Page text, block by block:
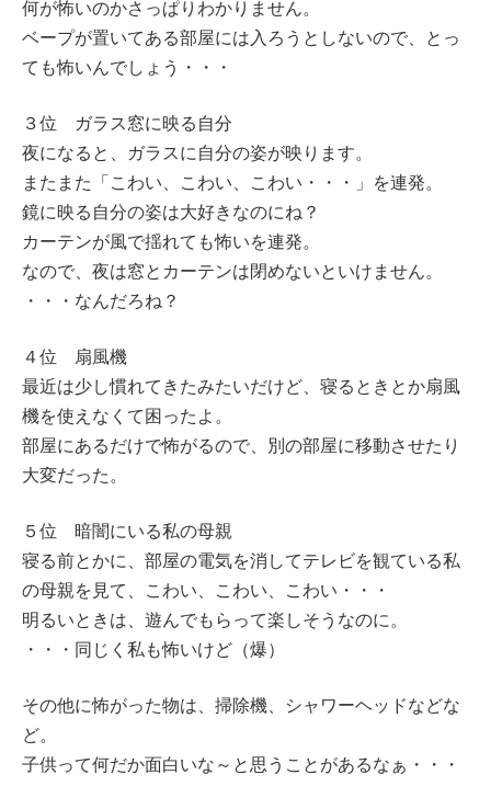
何が怖いのかさっぱりわかりません。
ベープが置いてある部屋には入ろうとしないので、とっ
ても怖いんでしょう・・・
３位 ガラス窓に映る自分
夜になると、ガラスに自分の姿が映ります。
またまた「こわい、こわい、こわい・・・」を連発。
鏡に映る自分の姿は大好きなのにね？
カーテンが風で揺れても怖いを連発。
なので、夜は窓とカーテンは閉めないといけません。
・・・なんだろね？
４位 扇風機
最近は少し慣れてきたみたいだけど、寝るときとか扇風
機を使えなくて困ったよ。
部屋にあるだけで怖がるので、別の部屋に移動させたり
大変だった。
５位 暗闇にいる私の母親
寝る前とかに、部屋の電気を消してテレビを観ている私
の母親を見て、こわい、こわい、こわい・・・
明るいときは、遊んでもらって楽しそうなのに。
・・・同じく私も怖いけど（爆）
その他に怖がった物は、掃除機、シャワーヘッドなどな
ど。
子供って何だか面白いな～と思うことがあるなぁ・・・